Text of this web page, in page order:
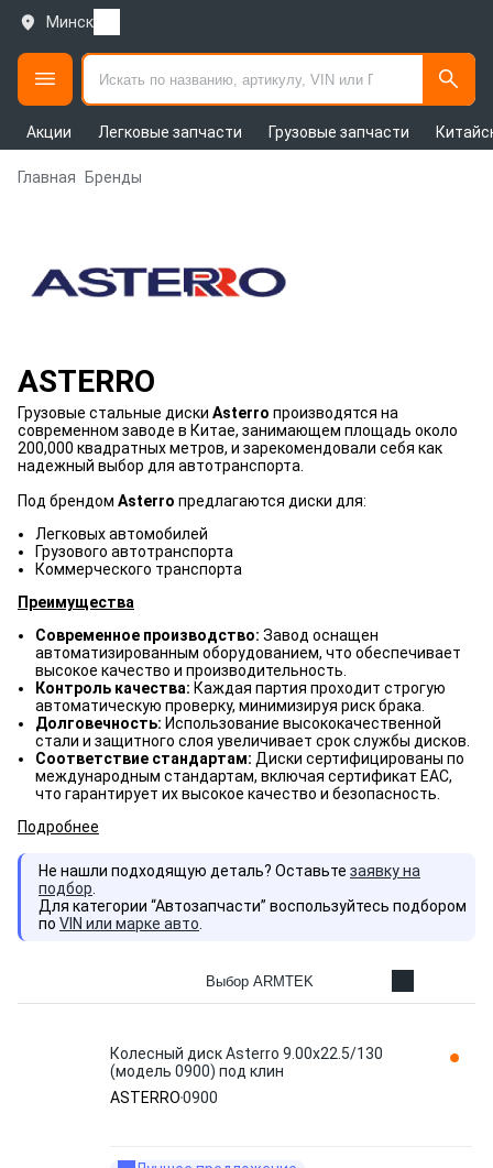
Минск
Акции Легковые запчасти Грузовые запчасти
Главная Бренды
ASTERRO
Грузовые стальные диски Asterro производятся на
современном заводе в Китае, занимающем площадь около
200,000 квадратных метров, и зарекомендовали себя как
надежный выбор для автотранспорта.
Под брендом Asterro предлагаются диски для:
Легковых автомобилей
Грузового автотранспорта
Коммерческого транспорта
Преимущества
Современное производство: Завод оснащен
автоматизированным оборудованием, что обеспечивает
высокое качество и производительность.
Контроль качества: Каждая партия проходит строгую
автоматическую проверку, минимизируя риск брака.
Долговечность: Использование высококачественной
стали и защитного слоя увеличивает срок службы дисков.
Соответствие стандартам: Диски сертифицированы по
международным стандартам, включая сертификат ЕАС,
что гарантирует их высокое качество и безопасность.
Подробнее
Не нашли подходящую деталь? Оставьте заявку на
подбор
Для категории “Автозапчасти” воспользуйтесь подбором
по VIN или марке авто
Выбор ARMTEK
Колесный диск Asterro 9.00x22.5/130
(модель 0900) под клин
ASTERRO0900